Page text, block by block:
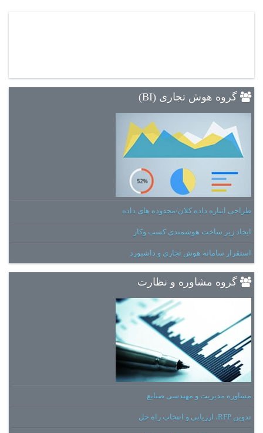
گروه هوش تجاری (BI)
طراحی انباره داده کلان/محدوده های داده
ایجاد زیر ساخت هوشمندی کسب وکار
استقرار سامانه هوش تجاری و داشبورد
گروه مشاوره و نظارت
مشاوره مدیریت و مهندسی صنایع
تدوین RFP، ارزیابی و انتخاب راه حل